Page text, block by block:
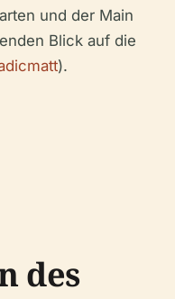
und der Main
Blick auf die
).
des